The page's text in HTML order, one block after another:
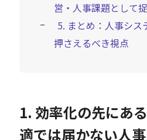
営・人事課題として
5. まとめ：人事シス
押さえるべき視点
1. 効率化の先にあ
適では届かない人